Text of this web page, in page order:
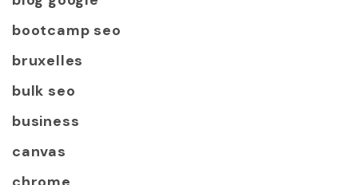
bootcamp seo
bruxelles
bulk seo
business
canvas